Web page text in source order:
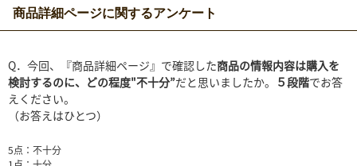
商品詳細ページに関するアンケート